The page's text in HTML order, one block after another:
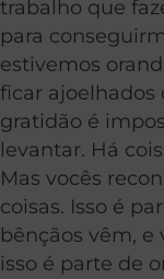
trabalho que
para
estivemos
ficar ajoelhados
gratidão é
levantar. Há
Mas vocês
coisas. Isso é
bênçãos vêm, e
isso é parte de